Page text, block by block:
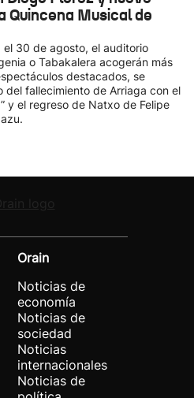
Quincena Musical de
30 de agosto, el auditorio
o Tabakalera acogerán más
destacados, se
del fallecimiento de Arriaga con el
y el regreso de Natxo de Felipe
Orain
Noticias de
economía
Noticias de
sociedad
Noticias
internacionales
Noticias de